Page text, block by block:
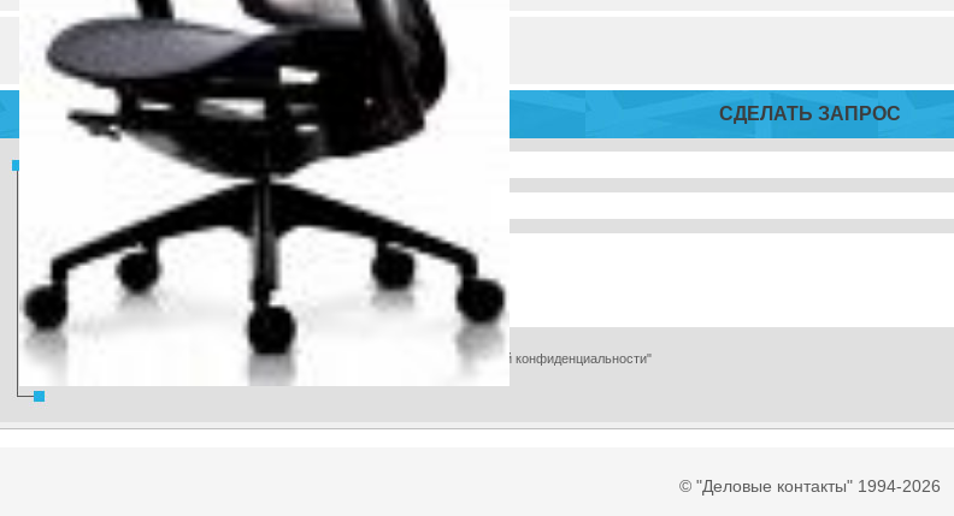
О компании
Товары и услуги (7)
Разделы и рубрики
СДЕЛАТЬ ЗАПРОС
Даю согласие на обработку наших данных в соответствии с "Политикой конфиденциальности"
© "Деловые контакты" 1994-2026